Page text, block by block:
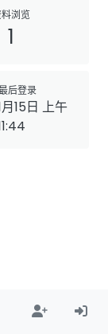
浏览
1
后登录
15日 上午